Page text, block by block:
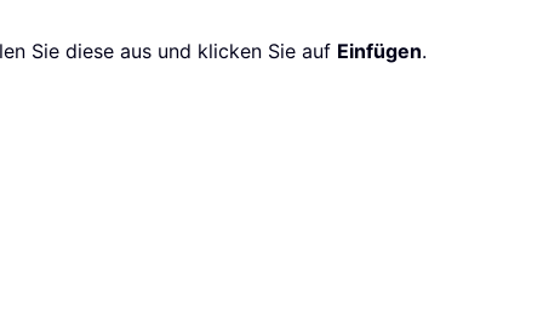
Sie diese aus und klicken Sie auf Einfügen.